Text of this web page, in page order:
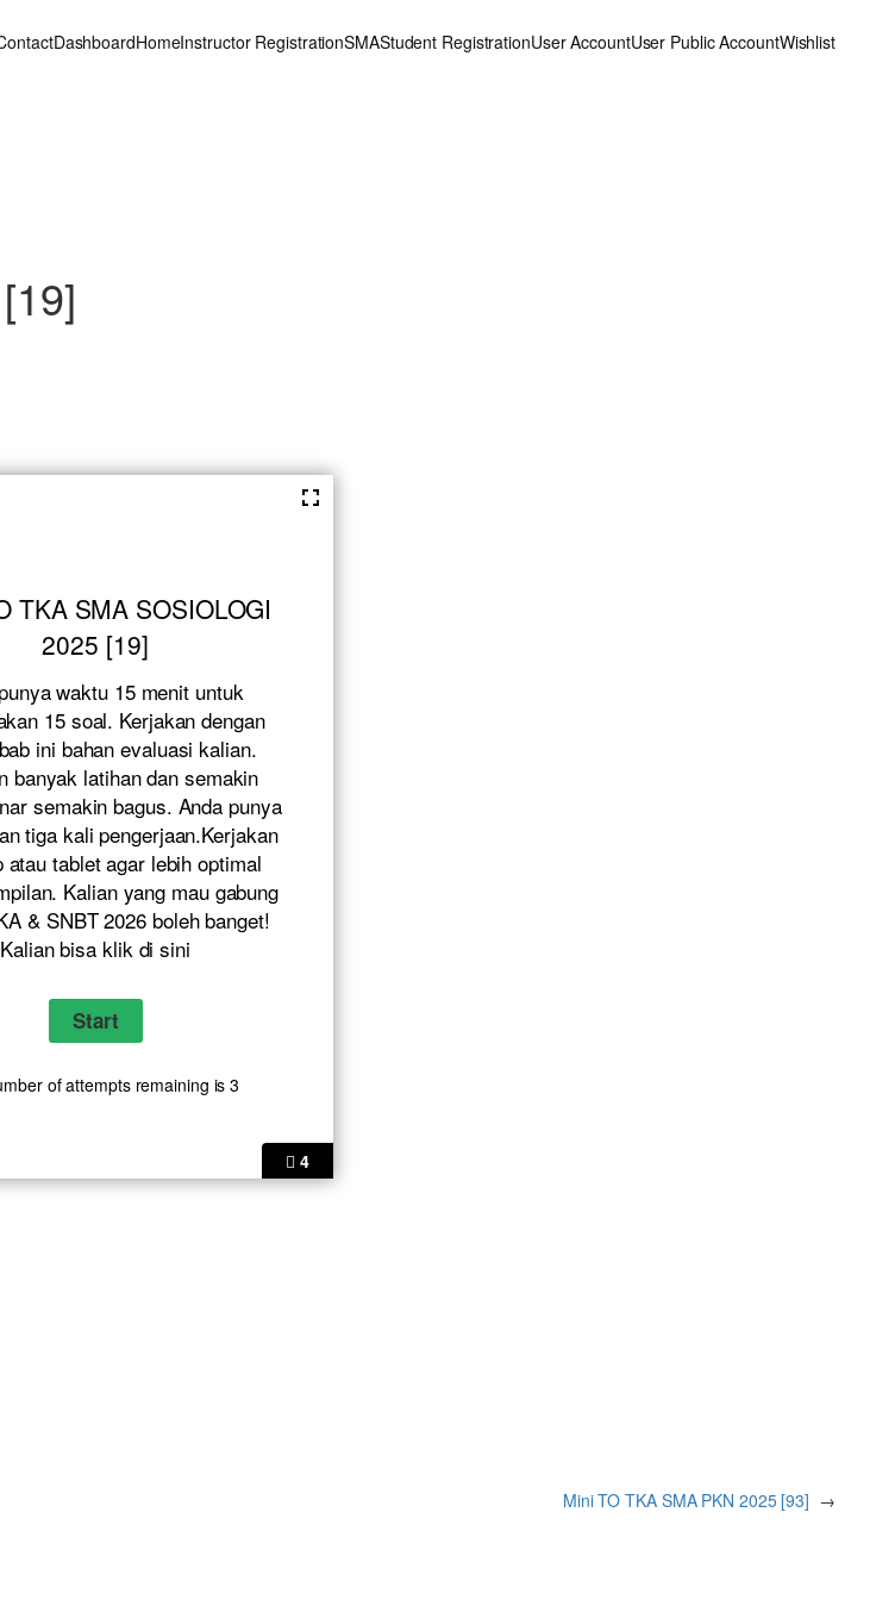
DashboardHomeInstructor RegistrationSMAStudent RegistrationUser AccountUser Public AccountWishlist
4
TKA SMA SOSIOLOGI
2025 [19]
waktu 15 menit untuk
15 soal. Kerjakan dengan
ini bahan evaluasi kalian.
banyak latihan dan semakin
semakin bagus. Anda punya
tiga kali pengerjaan.Kerjakan
atau tablet agar lebih optimal
Kalian yang mau gabung
& SNBT 2026 boleh banget!
Kalian bisa klik di sini
of attempts remaining is 3
Mini TO TKA SMA PKN 2025 [93] →